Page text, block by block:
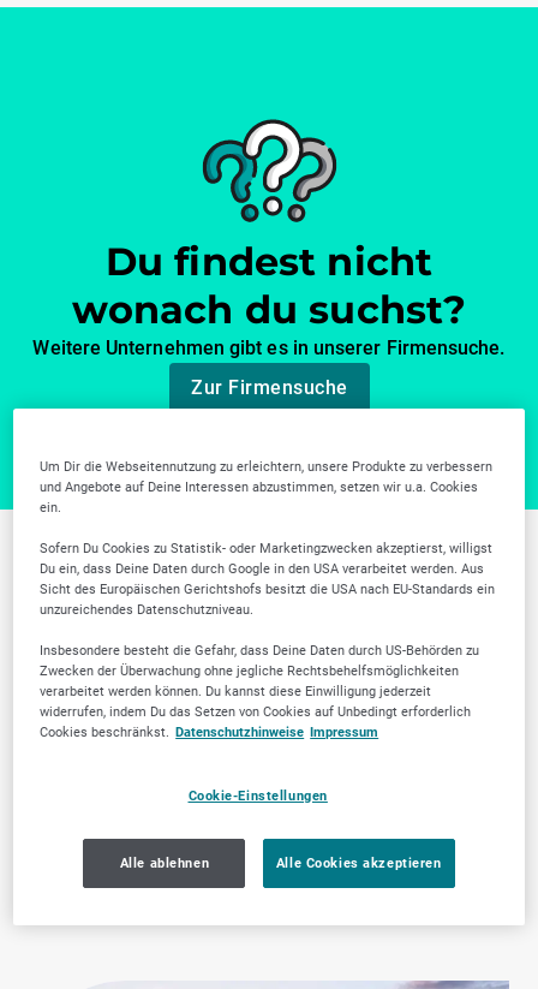
Du findest nicht
wonach du suchst?
Weitere Unternehmen gibt es in unserer Firmensuche.
Zur Firmensuche
Weitere Branchen in
Ludwigsburg
Mode & Accessoires
Dienstleistungen
Um Dir die Webseitennutzung zu erleichtern, unsere Produkte zu verbessern
und Angebote auf Deine Interessen abzustimmen, setzen wir u.a. Cookies
ein.
Sofern Du Cookies zu Statistik- oder Marketingzwecken akzeptierst, willigst
Du ein, dass Deine Daten durch Google in den USA verarbeitet werden. Aus
Sicht des Europäischen Gerichtshofs besitzt die USA nach EU-Standards ein
unzureichendes Datenschutzniveau.
Insbesondere besteht die Gefahr, dass Deine Daten durch US-Behörden zu
Zwecken der Überwachung ohne jegliche Rechtsbehelfsmöglichkeiten
verarbeitet werden können. Du kannst diese Einwilligung jederzeit
widerrufen, indem Du das Setzen von Cookies auf Unbedingt erforderlich
Cookies beschränkst. Datenschutzhinweise Impressum
Cookie-Einstellungen
Alle ablehnen Alle Cookies akzeptieren